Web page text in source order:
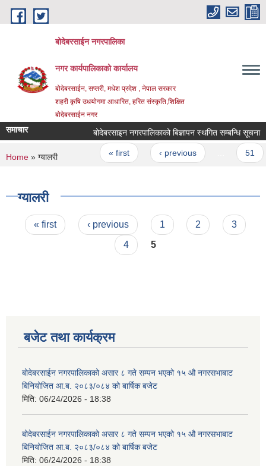
Skip to main content
बोदेबरसाईन नगरपालिका
नगर कार्यपालिकाको कार्यालय
बोदेबरसाईन, सप्तरी, मधेश प्रदेश , नेपाल सरकार
शहरी कृषि उधयोगमा आधारित, हरित संस्कृति,शिक्षित
बोदेबरसाईन नगर
समाचार बोदेबरसाइन नगरपालिकाको बिज्ञापन स्थगित सम्बन्धि सूचना
Pages
« first ‹ previous 51
You are here
Home » ग्यालरी
ग्यालरी
Pages
« first ‹ previous 1 2
3
4
5
बजेट तथा कार्यक्रम
बोदेबरसाईन नगरपालिकाको असार ८ गते सम्पन भएको १५ ‍‍‍औ नगरसभाबाट
बिनियोजित आ.ब. २०८३/०८४ को बार्षिक बजेट
मिति: 06/24/2026 - 18:38
बोदेबरसाईन नगरपालिकाको असार ८ गते सम्पन भएको १५ ‍‍‍औ नगरसभाबाट
बिनियोजित आ.ब. २०८३/०८४ को बार्षिक बजेट
मिति: 06/24/2026 - 18:38